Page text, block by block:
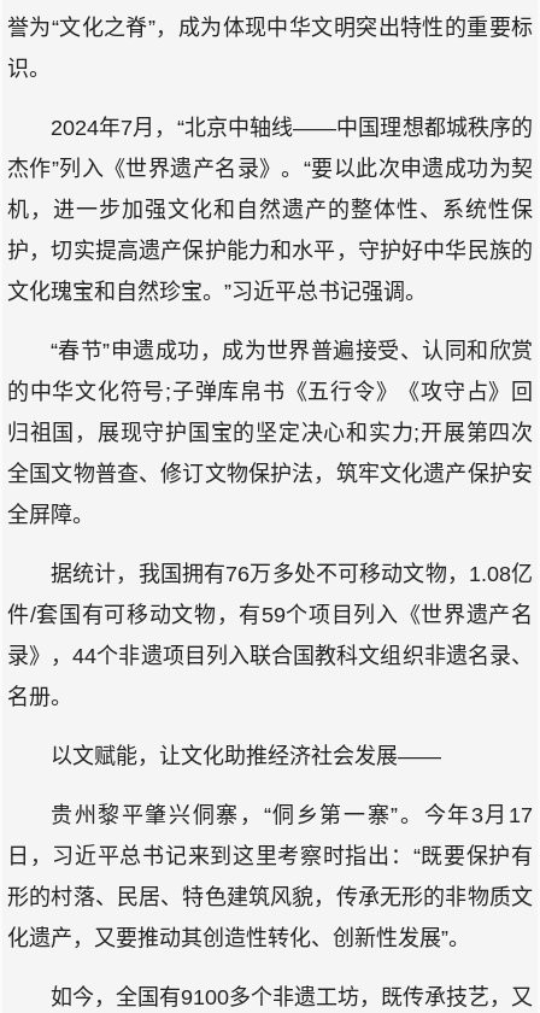
誉为“文化之脊”，成为体现中华文明突出特性的重要标
识。
2024年7月，“北京中轴线——中国理想都城秩序的
杰作”列入《世界遗产名录》。“要以此次申遗成功为契
机，进一步加强文化和自然遗产的整体性、系统性保
护，切实提高遗产保护能力和水平，守护好中华民族的
文化瑰宝和自然珍宝。”习近平总书记强调。
“春节”申遗成功，成为世界普遍接受、认同和欣赏
的中华文化符号;子弹库帛书《五行令》《攻守占》回
归祖国，展现守护国宝的坚定决心和实力;开展第四次
全国文物普查、修订文物保护法，筑牢文化遗产保护安
全屏障。
据统计，我国拥有76万多处不可移动文物，1.08亿
件/套国有可移动文物，有59个项目列入《世界遗产名
录》，44个非遗项目列入联合国教科文组织非遗名录、
名册。
以文赋能，让文化助推经济社会发展——
贵州黎平肇兴侗寨，“侗乡第一寨”。今年3月17
日，习近平总书记来到这里考察时指出：“既要保护有
形的村落、民居、特色建筑风貌，传承无形的非物质文
化遗产，又要推动其创造性转化、创新性发展”。
如今，全国有9100多个非遗工坊，既传承技艺，又